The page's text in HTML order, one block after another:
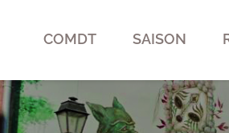
COMDT SAISON